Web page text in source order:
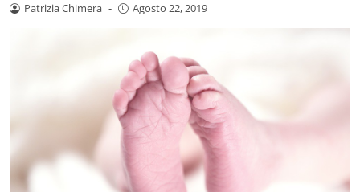
Patrizia Chimera - Agosto 22, 2019